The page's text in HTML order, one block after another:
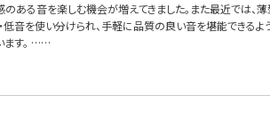
ある音を楽しむ機会が増えてきました。また最近では、
音を使い分けられ、手軽に品質の良い音を堪能できるよ
ます。 ……